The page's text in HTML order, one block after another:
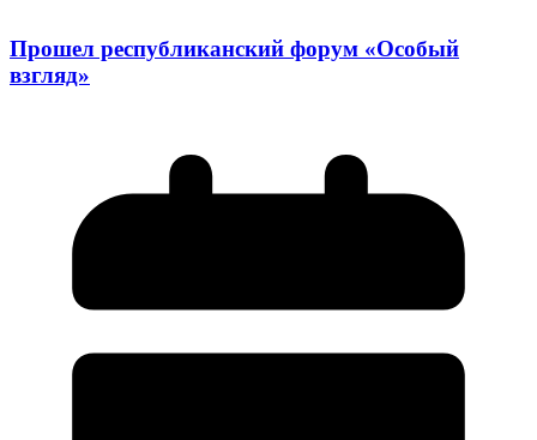
Прошел республиканский форум «Особый
взгляд»